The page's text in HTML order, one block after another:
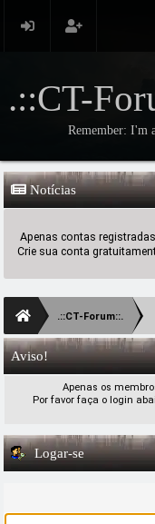
.::CT-
Remember: I'm
Notícias
Apenas contas
Crie sua conta
.::CT-Forum::.
Aviso!
Apenas os
Por favor faça o login
Logar-se